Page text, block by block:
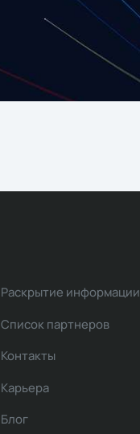
Раскрытие информации
Список партнеров
Контакты
Карьера
Блог